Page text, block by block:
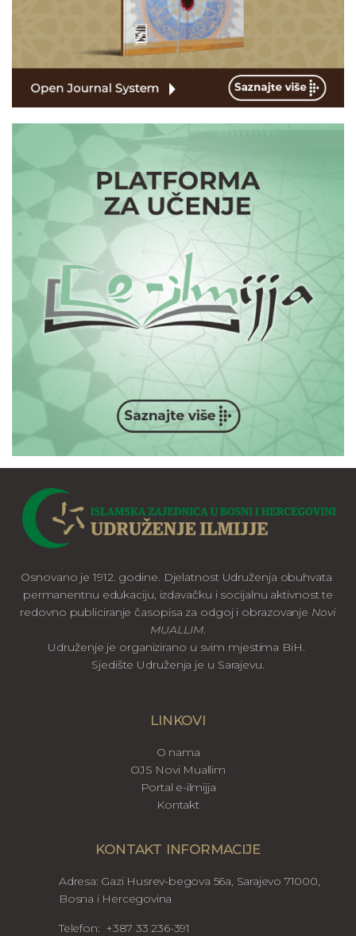
Osnovano je 1912. godine. Djelatnost Udruženja obuhvata
permanentnu edukaciju, izdavačku i socijalnu aktivnost te
redovno publiciranje časopisa za odgoj i obrazovanje Novi
MUALLIM.
Udruženje je organizirano u svim mjestima BiH.
Sjedište Udruženja je u Sarajevu.
LINKOVI
O nama
OJS Novi Muallim
Portal e-ilmijja
Kontakt
KONTAKT INFORMACIJE
Adresa: Gazi Husrev-begova 56a, Sarajevo 71000,
Bosna i Hercegovina
Telefon: +387 33 236-391